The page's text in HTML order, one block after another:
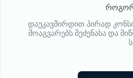
როგორ
დაუკავშირდით პირად
მოაგვარებს შეძენასა და